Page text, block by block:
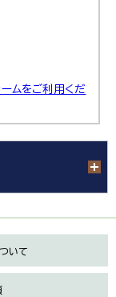
ムをご利用くだ
いて